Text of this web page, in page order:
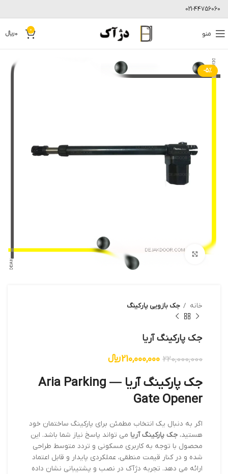
021-44756060
منو 0
0﷼
-5%
بزرگنمایی تصویر
خانه جک بازویی پارکینگ
جک پارکینگ آریا
220,000,000
210,000,000﷼
جک پارکینگ آریا — Aria Parking
Gate Opener
اگر به دنبال یک انتخاب مطمئن برای پارکینگ ساختمان خود
هستید، جک پارکینگ آریا می تواند پاسخ نیاز شما باشد. این
محصول با توجه به کاربری مسکونی و تردد متوسط طراحی
شده و در کنار قیمت منطقی، عملکردی پایدار و قابل اعتماد
ارائه می دهد. تجربه دژآک در نصب و پشتیبانی نشان داده